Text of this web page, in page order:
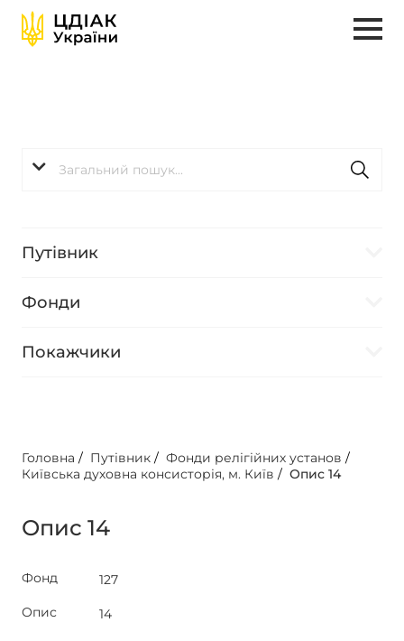
Путівник
Фонди
Покажчики
Головна / Путівник / Фонди релігійних установ /
Київська духовна консисторія, м. Київ / Опис 14
Опис 14
Фонд
127
Опис
14